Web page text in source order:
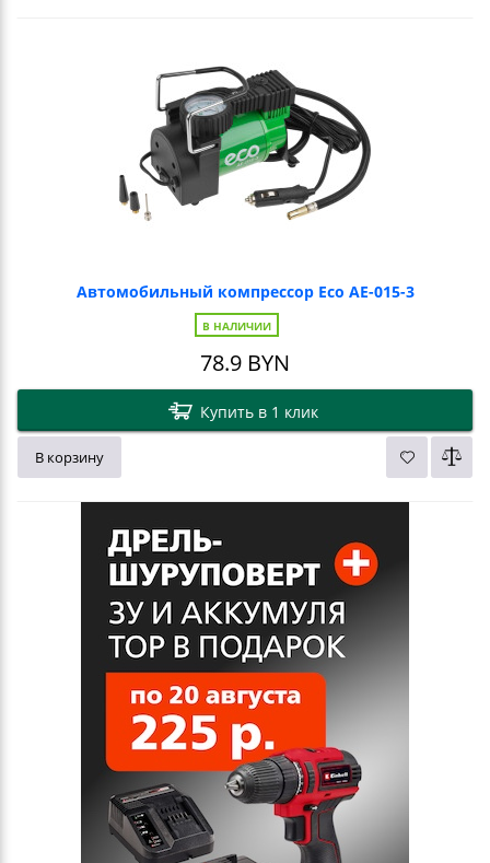
Автомобильный компрессор Eco AE-015-3
В НАЛИЧИИ
78.9 BYN
Купить в 1 клик
В корзину